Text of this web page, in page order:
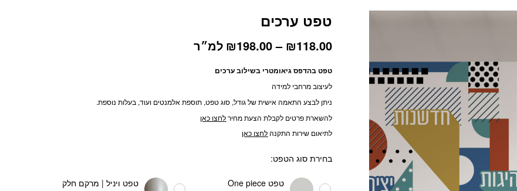
טפט ערכים
₪118.00
–
₪198.00
טווח
⁦₪198.00⁩
למ״ר
טפט בהדפס גיאומטרי בשילוב ערכים
לעיצוב מרחבי למידה
ניתן לבצע התאמה אישית של גודל, סוג טפט, תוספת אלמנטים ועוד, בעלות נוספת.
להשארת פרטים לקבלת הצעת מחירלחצו כאן
לתיאום שירות התקנהלחצו כאן
בחירת סוג הטפט:
טפט One piece
טפט ויניל | מרקם חלק